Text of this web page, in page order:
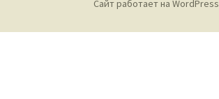
Сайт работает на WordPress